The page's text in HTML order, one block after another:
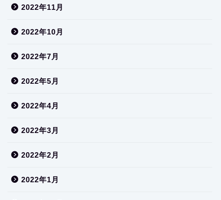
2022年11月
2022年10月
2022年7月
2022年5月
2022年4月
2022年3月
2022年2月
2022年1月